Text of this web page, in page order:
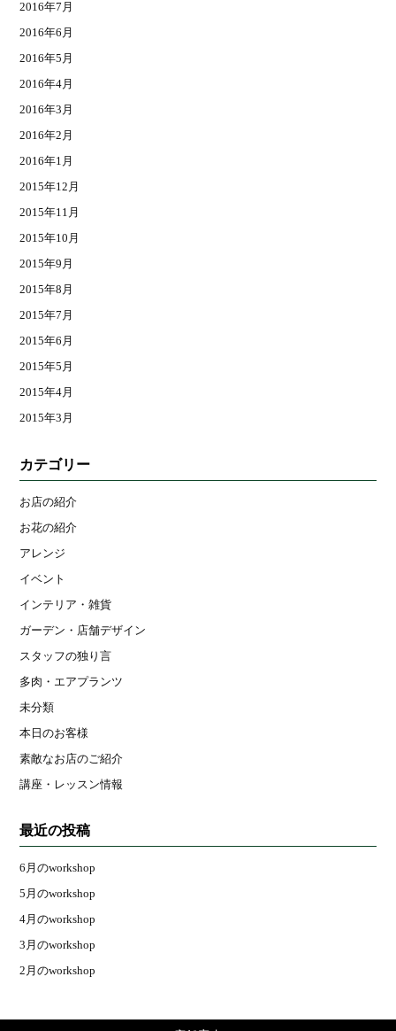
2016年7月
2016年6月
2016年5月
2016年4月
2016年3月
2016年2月
2016年1月
2015年12月
2015年11月
2015年10月
2015年9月
2015年8月
2015年7月
2015年6月
2015年5月
2015年4月
2015年3月
カテゴリー
お店の紹介
お花の紹介
アレンジ
イベント
インテリア・雑貨
ガーデン・店舗デザイン
スタッフの独り言
多肉・エアプランツ
未分類
本日のお客様
素敵なお店のご紹介
講座・レッスン情報
最近の投稿
6月のworkshop
5月のworkshop
4月のworkshop
3月のworkshop
2月のworkshop